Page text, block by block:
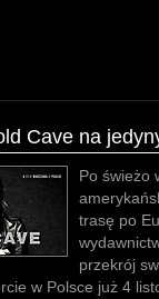
Cave na
Po świeżo
trasę po
przekrój
w Polsce już 4